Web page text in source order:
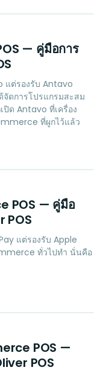
— คู่มือการ
แต่รองรับ Antavo
ดการโปรแกรมสะสม
ด Antavo ที่เครื่อง
ที่ผูกไว้แล้ว
POS — คู่มือ
POS
แต่รองรับ Apple
ทั่วไปทำ นั่นคือ
POS —
POS